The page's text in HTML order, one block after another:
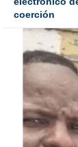
coerción